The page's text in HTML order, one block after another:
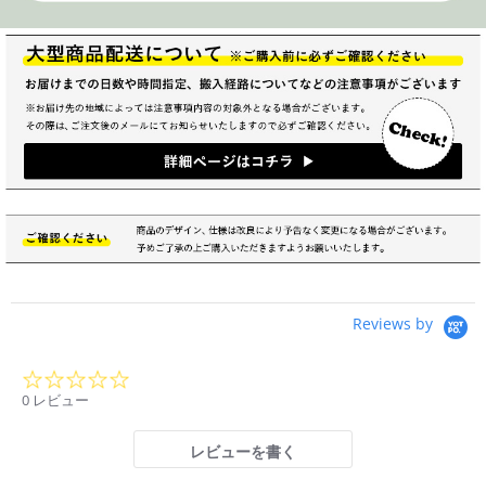
Reviews by
0 レビュー
レビューを書く